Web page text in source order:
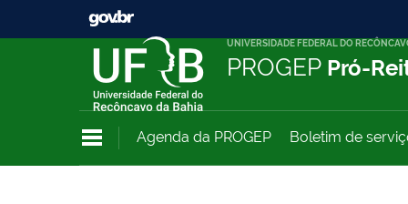
UNIVERSIDADE FEDERAL DO
PROGEP Pró-
Agenda da PROGEP Boletim de